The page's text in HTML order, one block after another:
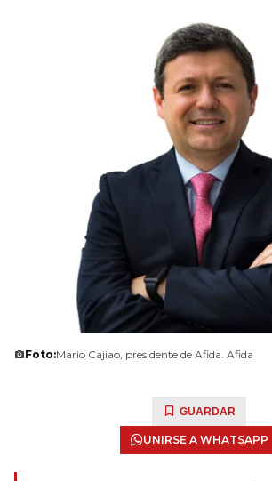
Foto:Mario Cajiao, presidente de Afida. Afida
GUARDAR
UNIRSE A WHATSAPP